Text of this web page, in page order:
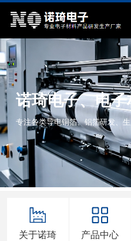
诺琦电子、电
专注各类导电铜箔、铝箔研发、
关于诺琦 产品中心